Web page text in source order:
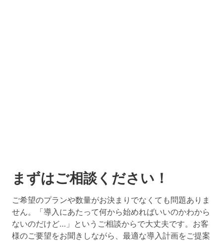
まずはご相談ください！
ご希望のプランや数量がお決まりでなくても問題ありま
せん。「導入にあたって何から始めればいいのかわから
ないのだけど…」というご相談からで大丈夫です。お客
様のご要望をお聞きしながら、最適な導入計画をご提案